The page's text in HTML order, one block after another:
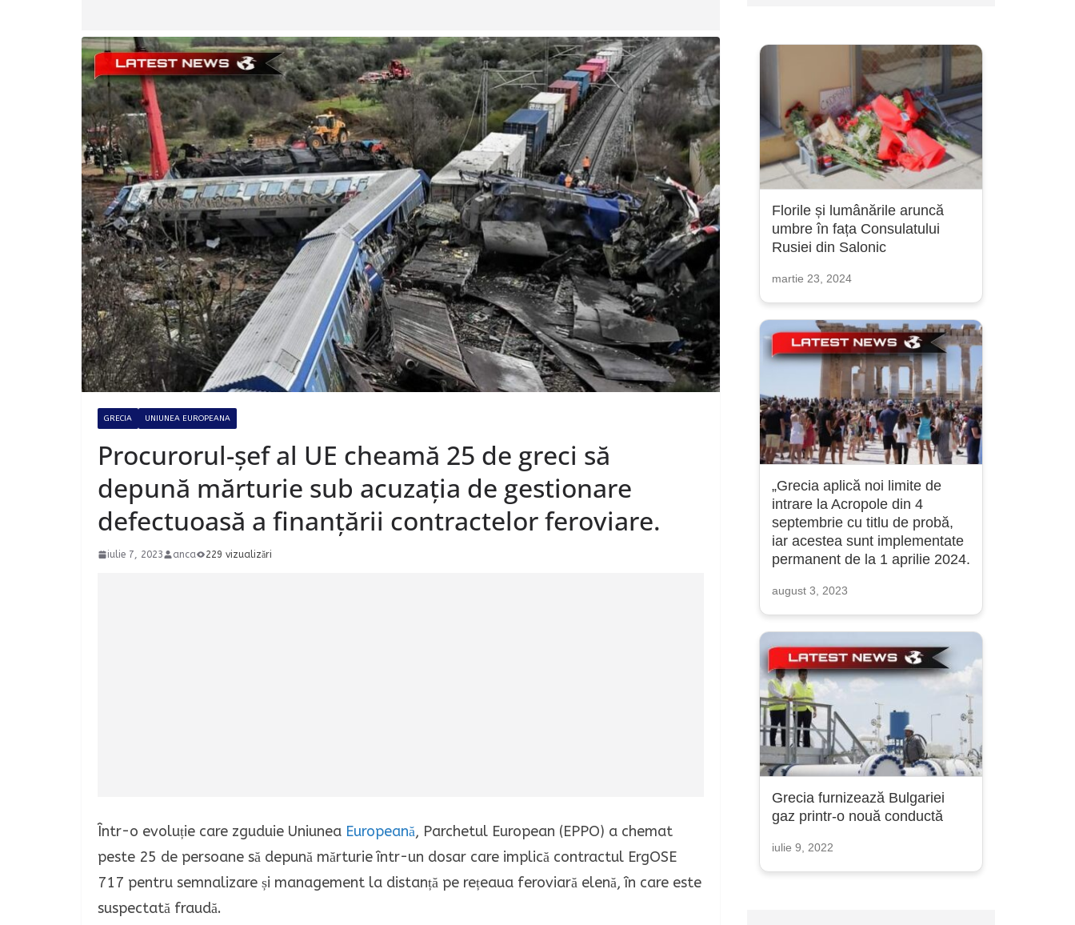
GRECIA UNIUNEA EUROPEANA
Procurorul-șef al UE cheamă 25 de greci să
depună mărturie sub acuzația de gestionare
defectuoasă a finanțării contractelor feroviare.
iulie 7, 2023 anca 229 vizualizări
Într-o evoluție care zguduie Uniunea Europeană, Parchetul European (EPPO) a chemat
peste 25 de persoane să depună mărturie într-un dosar care implică contractul ErgOSE
717 pentru semnalizare și management la distanță pe rețeaua feroviară elenă, în care este
suspectată fraudă.
Florile și lumânările aruncă
umbre în fața Consulatului
Rusiei din Salonic
martie 23, 2024
„Grecia aplică noi limite de
intrare la Acropole din 4
septembrie cu titlu de probă,
iar acestea sunt implementate
permanent de la 1 aprilie 2024.
august 3, 2023
Grecia furnizează Bulgariei
gaz printr-o nouă conductă
iulie 9, 2022